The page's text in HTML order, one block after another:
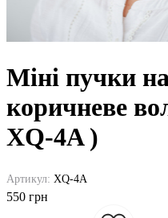
Міні пучки
коричневе
XQ-4A )
Артикул: XQ-4A
550 грн